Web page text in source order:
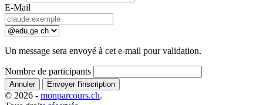
E-Mail
Un message sera envoyé à cet e-mail pour validation.
Nombre de participants
Annuler Envoyer l'inscription
© 2026 - monparcours.ch.